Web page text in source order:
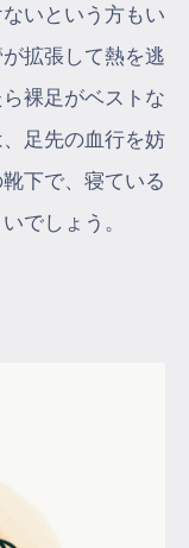
いという方もい
拡張して熱を逃
裸足がベストな
足先の血行を妨
下で、寝ている
でしょう。